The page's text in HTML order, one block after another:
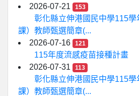
2026-07-21
153
彰化縣立伸港國民中學115
課）教師甄選簡章(...
2026-07-16
121
115年度流感疫苗接種計畫
2026-07-31
113
彰化縣立伸港國民中學115
課）教師甄選簡章(...